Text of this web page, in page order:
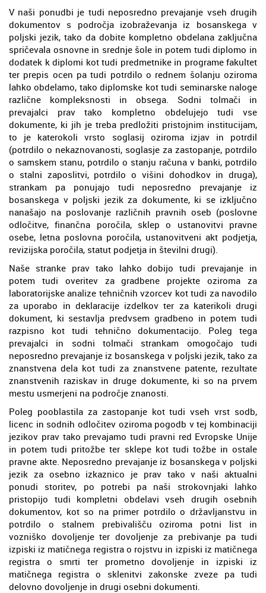
V naši ponudbi je tudi neposredno prevajanje vseh drugih
dokumentov s področja izobraževanja iz bosanskega v
poljski jezik, tako da dobite kompletno obdelana zaključna
spričevala osnovne in srednje šole in potem tudi diplomo in
dodatek k diplomi kot tudi predmetnike in programe fakultet
ter prepis ocen pa tudi potrdilo o rednem šolanju oziroma
lahko obdelamo, tako diplomske kot tudi seminarske naloge
različne kompleksnosti in obsega. Sodni tolmači in
prevajalci prav tako kompletno obdelujejo tudi vse
dokumente, ki jih je treba predložiti pristojnim institucijam,
to je katerokoli vrsto soglasij oziroma izjav in potrdil
(potrdilo o nekaznovanosti, soglasje za zastopanje, potrdilo
o samskem stanu, potrdilo o stanju računa v banki, potrdilo
o stalni zaposlitvi, potrdilo o višini dohodkov in druga),
strankam pa ponujajo tudi neposredno prevajanje iz
bosanskega v poljski jezik za dokumente, ki se izključno
nanašajo na poslovanje različnih pravnih oseb (poslovne
odločitve, finančna poročila, sklep o ustanovitvi pravne
osebe, letna poslovna poročila, ustanovitveni akt podjetja,
revizijska poročila, statut podjetja in številni drugi).
Naše stranke prav tako lahko dobijo tudi prevajanje in
potem tudi overitev za gradbene projekte oziroma za
laboratorijske analize tehničnih vzorcev kot tudi za navodilo
za uporabo in deklaracije izdelkov ter za katerikoli drugi
dokument, ki sestavlja predvsem gradbeno in potem tudi
razpisno kot tudi tehnično dokumentacijo. Poleg tega
prevajalci in sodni tolmači strankam omogočajo tudi
neposredno prevajanje iz bosanskega v poljski jezik, tako za
znanstvena dela kot tudi za znanstvene patente, rezultate
znanstvenih raziskav in druge dokumente, ki so na prvem
mestu usmerjeni na področje znanosti.
Poleg pooblastila za zastopanje kot tudi vseh vrst sodb,
licenc in sodnih odločitev oziroma pogodb v tej kombinaciji
jezikov prav tako prevajamo tudi pravni red Evropske Unije
in potem tudi pritožbe ter sklepe kot tudi tožbe in ostale
pravne akte. Neposredno prevajanje iz bosanskega v poljski
jezik za osebno izkaznico je prav tako v naši aktualni
ponudi storitev, po potrebi pa naši strokovnjaki lahko
pristopijo tudi kompletni obdelavi vseh drugih osebnih
dokumentov, kot so na primer potrdilo o državljanstvu in
potrdilo o stalnem prebivališču oziroma potni list in
vozniško dovoljenje ter dovoljenje za prebivanje pa tudi
izpiski iz matičnega registra o rojstvu in izpiski iz matičnega
registra o smrti ter prometno dovoljenje in izpiski iz
matičnega registra o sklenitvi zakonske zveze pa tudi
delovno dovoljenje in drugi osebni dokumenti.